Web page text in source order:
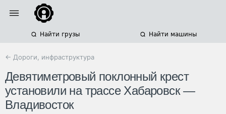
Найти грузы Найти машины
← Дороги, инфраструктура
Девятиметровый поклонный крест
установили на трассе Хабаровск —
Владивосток